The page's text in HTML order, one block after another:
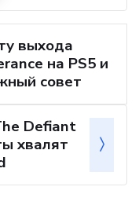
выхода
на PS5 и
совет
Defiant
хвалят